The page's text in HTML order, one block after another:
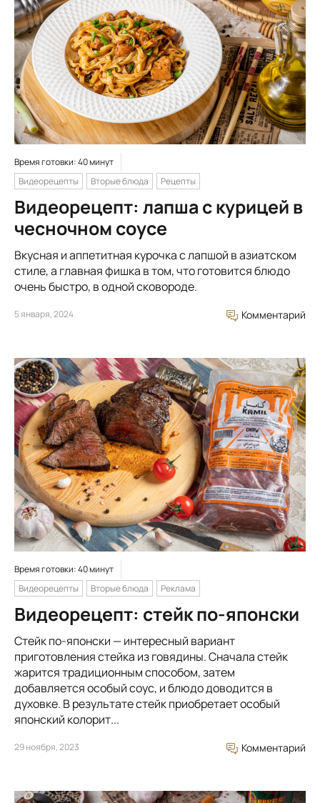
Время готовки: 40 минут
Видеорецепты
Вторые блюда Рецепты
Видеорецепт: лапша с курицей в
чесночном соусе
Вкусная и аппетитная курочка с лапшой в азиатском
стиле, а главная фишка в том, что готовится блюдо
очень быстро, в одной сковороде.
5 января, 2024 Комментарий
Время готовки: 40 минут
Видеорецепты
Вторые блюда Реклама
Видеорецепт: стейк по-японски
Стейк по-японски — интересный вариант
приготовления стейка из говядины. Сначала стейк
жарится традиционным способом, затем
добавляется особый соус, и блюдо доводится в
духовке. В результате стейк приобретает особый
японский колорит...
29 ноября, 2023 Комментарий